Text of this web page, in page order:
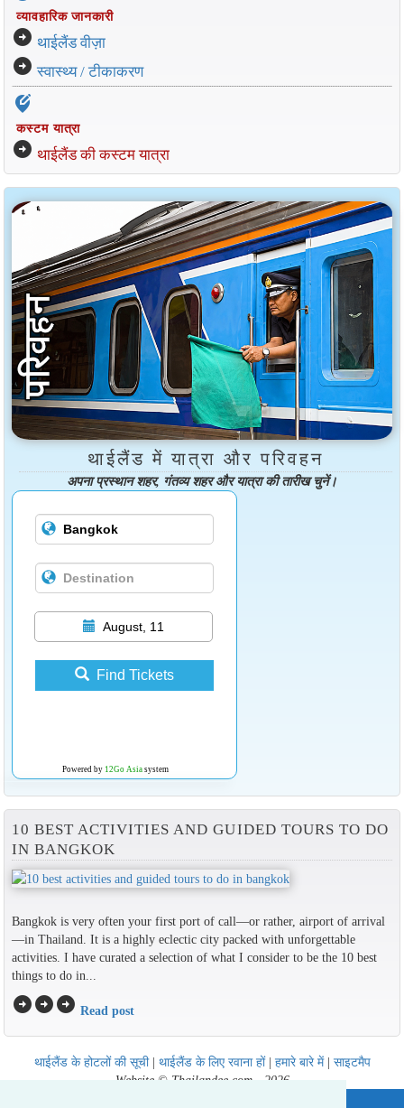
व्यावहारिक जानकारी
arrow_circle_right थाईलैंड वीज़ा
arrow_circle_right स्वास्थ्य / टीकाकरण
edit_location_alt
कस्टम यात्रा
arrow_circle_right थाईलैंड की कस्टम यात्रा
थाईलैंड में यात्रा और परिवहन
अपना प्रस्थान शहर, गंतव्य शहर और यात्रा की तारीख चुनें।
August, 11
Find Tickets
Powered by 12Go Asiasystem
10 BEST ACTIVITIES AND GUIDED TOURS TO DO
IN BANGKOK
Bangkok is very often your first port of call—or rather, airport of arrival
—in Thailand. It is a highly eclectic city packed with unforgettable
activities. I have curated a selection of what I consider to be the 10 best
things to do in...
arrow_circle_rightarrow_circle_rightarrow_circle_right Read post
थाईलैंड के होटलों की सूची| थाईलैंड के लिए रवाना हों| हमारे बारे में| साइटमैप
Website © Thailandee.com - 2026